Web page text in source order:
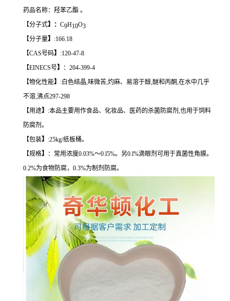
药品名称：羟苯乙酯 。
【分子式】： C9H10O3
【分子量】 :166.18
【CAS号码】 :120-47-8
【EINECS号】
：204-399-4
【物化性能】 :白色结晶,味微苦,灼麻、易溶于醇,醚和丙酮,在水中几乎
不溶,沸点297-298
【用途】 :本品主要用作食品、化妆品、医药的杀菌防腐剂,也用于饲料
防腐剂。
【包装】 :25kg/纸板桶。
【规格】
：常用浓度0.03%～0.l5%。另0.l%滴眼剂可用于真菌性角膜。
0.2%为食物防腐，0.3%为制剂防腐。